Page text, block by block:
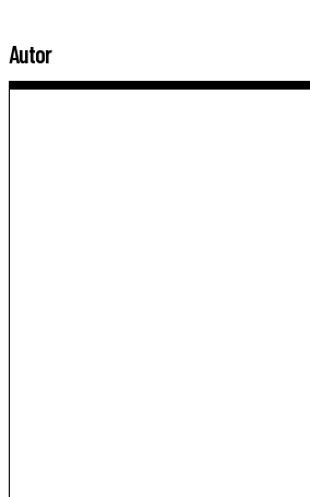
Autor